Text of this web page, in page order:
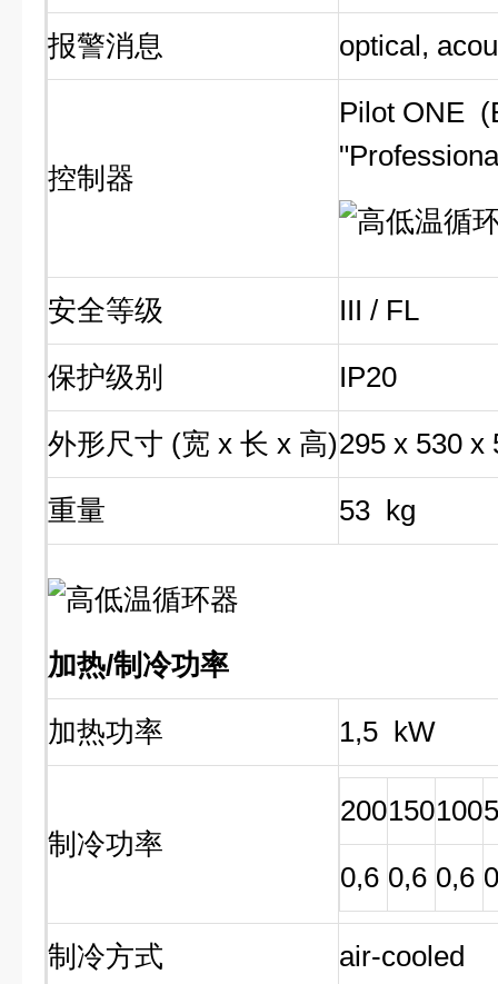
报警消息
optical,
控制器
Pilot ONE
安全等级
III / FL
保护级别
IP20
外形尺寸 (宽 x 长 x 高)295 x 530
重量
53 kg
加热/制冷功率
加热功率
1,5 kW
制冷功率
200150100
0,6 0,6 0,6
制冷方式 air-cooled